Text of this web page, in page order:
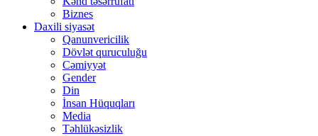
Biznes
Daxili siyasət
Qanunvericilik
Dövlət quruculuğu
Cəmiyyət
Gender
Din
İnsan Hüquqları
Media
Təhlükəsizlik